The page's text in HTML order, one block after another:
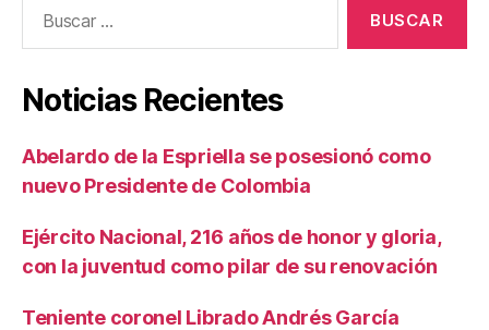
Noticias Recientes
Abelardo de la Espriella se posesionó como
nuevo Presidente de Colombia
Ejército Nacional, 216 años de honor y gloria,
con la juventud como pilar de su renovación
Teniente coronel Librado Andrés García